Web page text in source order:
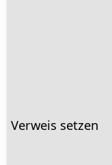
Verweis setzen